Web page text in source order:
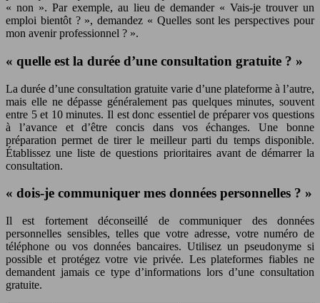
« non ». Par exemple, au lieu de demander « Vais-je trouver un
emploi bientôt ? », demandez « Quelles sont les perspectives pour
mon avenir professionnel ? ».
« quelle est la durée d’une consultation gratuite ? »
La durée d’une consultation gratuite varie d’une plateforme à l’autre,
mais elle ne dépasse généralement pas quelques minutes, souvent
entre 5 et 10 minutes. Il est donc essentiel de préparer vos questions
à l’avance et d’être concis dans vos échanges. Une bonne
préparation permet de tirer le meilleur parti du temps disponible.
Établissez une liste de questions prioritaires avant de démarrer la
consultation.
« dois-je communiquer mes données personnelles ? »
Il est fortement déconseillé de communiquer des données
personnelles sensibles, telles que votre adresse, votre numéro de
téléphone ou vos données bancaires. Utilisez un pseudonyme si
possible et protégez votre vie privée. Les plateformes fiables ne
demandent jamais ce type d’informations lors d’une consultation
gratuite.